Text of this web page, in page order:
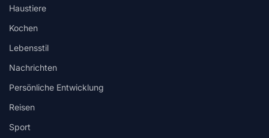
Haustiere
Kochen
Lebensstil
Nachrichten
Persönliche Entwicklung
Reisen
Sport